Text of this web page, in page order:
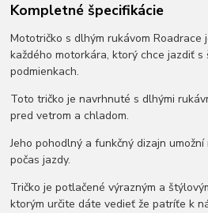
Kompletné špecifikácie
Mototričko s dlhým rukávom Roadrace
každého motorkára, ktorý chce jazdiť
podmienkach.
Toto tričko je navrhnuté s dlhými
pred vetrom a chladom.
Jeho pohodlný a funkčný dizajn
počas jazdy.
Tričko je potlačené výrazným a
ktorým určite dáte vedieť že patríťe k